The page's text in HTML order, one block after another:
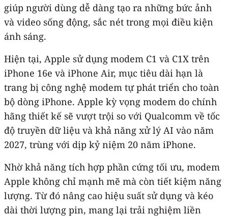
giúp người dùng dễ dàng tạo ra những bức ảnh
và video sống động, sắc nét trong mọi điều kiện
ánh sáng.
Hiện tại, Apple sử dụng modem C1 và C1X trên
iPhone 16e và iPhone Air, mục tiêu dài hạn là
trang bị công nghệ modem tự phát triển cho toàn
bộ dòng ‌iPhone‌. Apple kỳ vọng modem do chính
hãng thiết kế sẽ vượt trội so với Qualcomm về tốc
độ truyền dữ liệu và khả năng xử lý AI vào năm
2027, trùng với dịp kỷ niệm 20 năm iPhone.
Nhờ khả năng tích hợp phần cứng tối ưu, modem
Apple không chỉ mạnh mẽ mà còn tiết kiệm năng
lượng. Từ đó nâng cao hiệu suất sử dụng và kéo
dài thời lượng pin, mang lại trải nghiệm liền